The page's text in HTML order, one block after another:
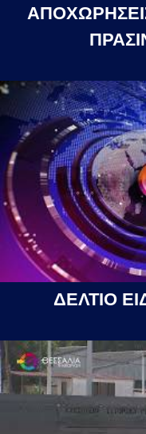
ΔΕΛΤΙΟ